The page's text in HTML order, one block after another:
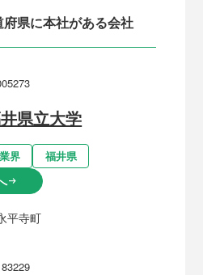
県に本社がある会社
県立大学
界 福井県
arrow_right_alt
平寺町